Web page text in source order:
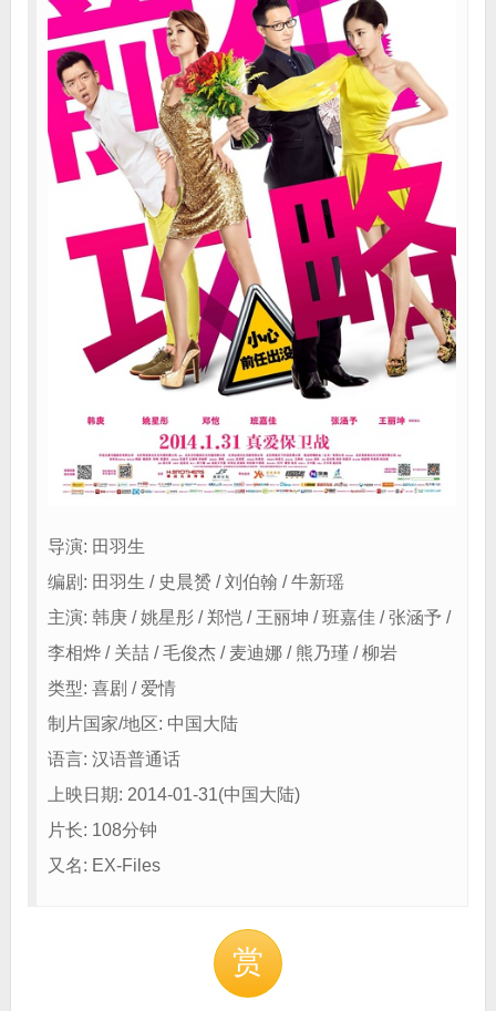
导演: 田羽生
编剧: 田羽生 / 史晨赟 / 刘伯翰 / 牛新瑶
主演: 韩庚 / 姚星彤 / 郑恺 / 王丽坤 / 班嘉佳 / 张涵予 /
李相烨 / 关喆 / 毛俊杰 / 麦迪娜 / 熊乃瑾 / 柳岩
类型: 喜剧 / 爱情
制片国家/地区: 中国大陆
语言: 汉语普通话
上映日期: 2014-01-31(中国大陆)
片长: 108分钟
又名: EX-Files
赏